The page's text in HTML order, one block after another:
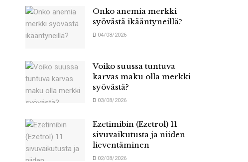
Onko anemia merkki
syövästä ikääntyneillä?
04/08/2026
Voiko suussa tuntuva
karvas maku olla merkki
syövästä?
03/08/2026
Ezetimibin (Ezetrol) 11
sivuvaikutusta ja niiden
lieventäminen
02/08/2026